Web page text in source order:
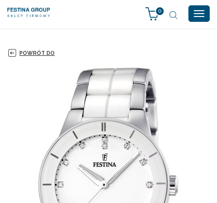
0
POWRÓT DO